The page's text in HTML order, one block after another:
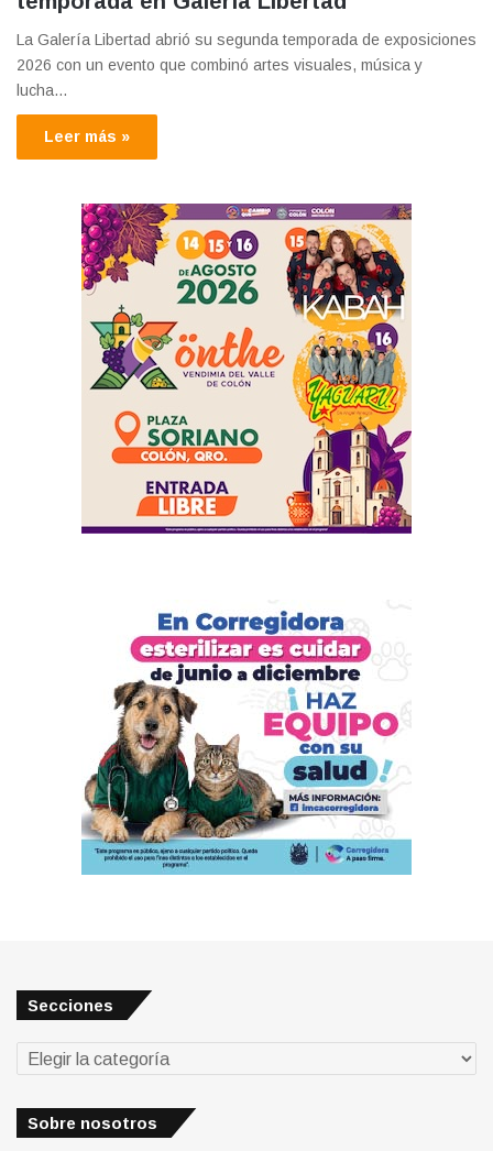
La Galería Libertad abrió su segunda temporada de exposiciones
2026 con un evento que combinó artes visuales, música y
lucha…
Leer más »
Secciones
Secciones
Sobre nosotros